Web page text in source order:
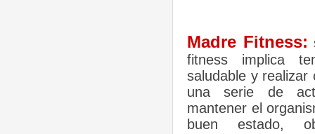
Madre Fitness:
fitness implica
saludable y realizar
una serie de
mantener el
buen estado,